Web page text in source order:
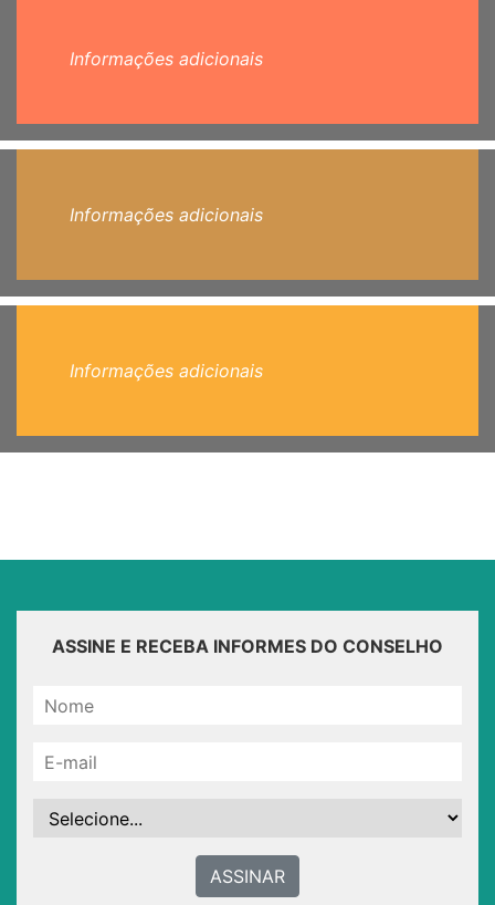
Informações adicionais
Informações adicionais
Informações adicionais
ASSINE E RECEBA INFORMES DO CONSELHO
ASSINAR